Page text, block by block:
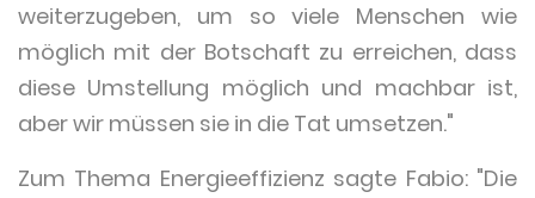
weiterzugeben, um so viele Menschen wie
möglich mit der Botschaft zu erreichen, dass
diese Umstellung möglich und machbar ist,
aber wir müssen sie in die Tat umsetzen."
Zum Thema Energieeffizienz sagte Fabio: "Die